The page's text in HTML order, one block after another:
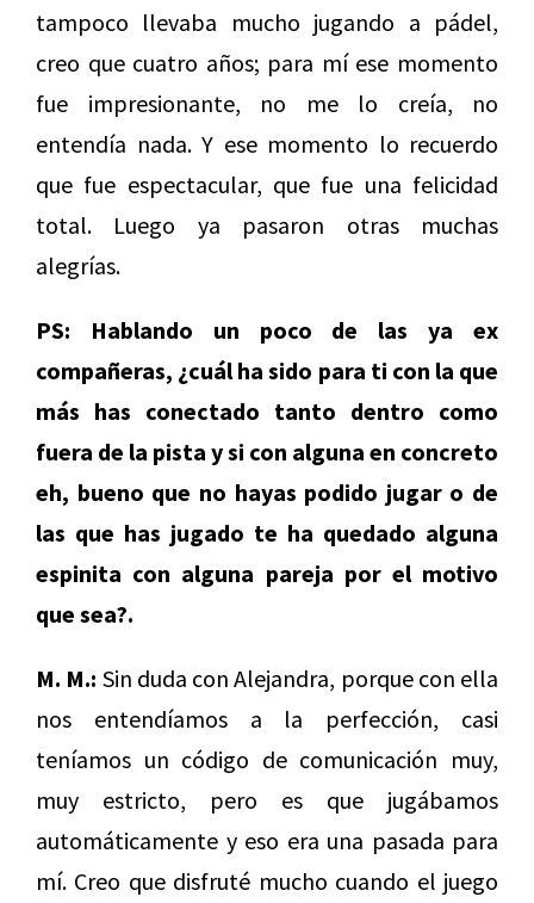
tampoco llevaba mucho jugando a pádel,
creo que cuatro años; para mí ese momento
fue impresionante, no me lo creía, no
entendía nada. Y ese momento lo recuerdo
que fue espectacular, que fue una felicidad
total. Luego ya pasaron otras muchas
alegrías.
PS: Hablando un poco de las ya ex
compañeras, ¿cuál ha sido para ti con la que
más has conectado tanto dentro como
fuera de la pista y si con alguna en concreto
eh, bueno que no hayas podido jugar o de
las que has jugado te ha quedado alguna
espinita con alguna pareja por el motivo
que sea?.
M. M.: Sin duda con Alejandra, porque con ella
nos entendíamos a la perfección, casi
teníamos un código de comunicación muy,
muy estricto, pero es que jugábamos
automáticamente y eso era una pasada para
mí. Creo que disfruté mucho cuando el juego